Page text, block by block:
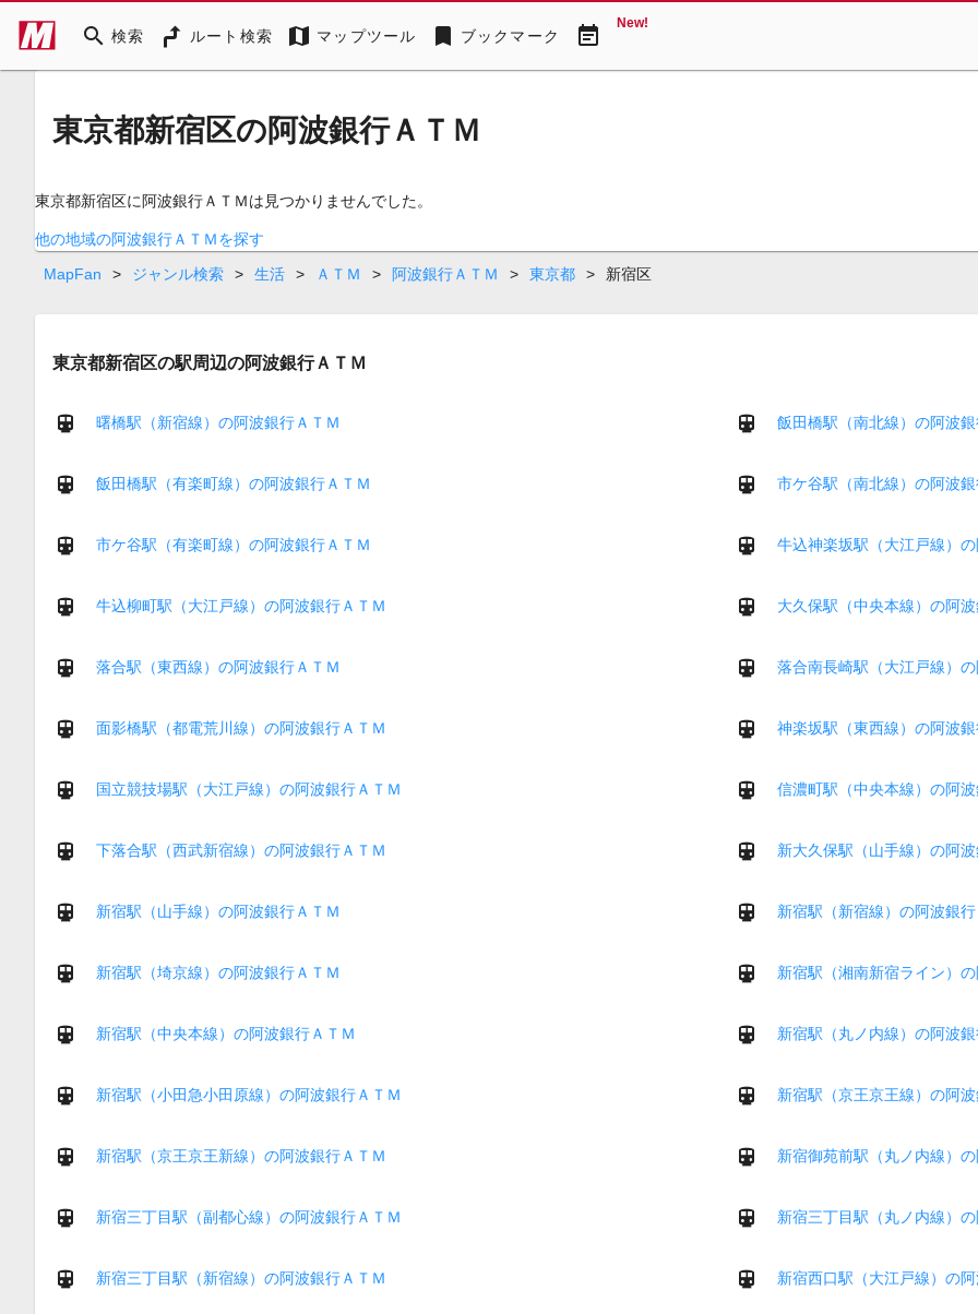
search 検索 ルート検索 map マップツール bookmark ブックマーク event_note New!
東京都新宿区の阿波銀行ＡＴＭ
東京都新宿区に阿波銀行ＡＴＭは見つかりませんでした。
他の地域の阿波銀行ＡＴＭを探す
MapFan
> ジャンル検索 > 生活 > ＡＴＭ > 阿波銀行ＡＴＭ > 東京都 > 新宿区
東京都新宿区の駅周辺の阿波銀行ＡＴＭ
曙橋駅（新宿線）の阿波銀行ＡＴＭ 飯田橋駅（南北線）の阿波
飯田橋駅（有楽町線）の阿波銀行ＡＴＭ 市ケ谷駅（南北線）の阿波
市ケ谷駅（有楽町線）の阿波銀行ＡＴＭ 牛込神楽坂駅（大江戸線）
牛込柳町駅（大江戸線）の阿波銀行ＡＴＭ 大久保駅（中央本線）の阿
落合駅（東西線）の阿波銀行ＡＴＭ 落合南長崎駅（大江戸線）
面影橋駅（都電荒川線）の阿波銀行ＡＴＭ 神楽坂駅（東西線）の阿波
国立競技場駅（大江戸線）の阿波銀行ＡＴＭ 信濃町駅（中央本線）の阿
下落合駅（西武新宿線）の阿波銀行ＡＴＭ 新大久保駅（山手線）の阿
新宿駅（山手線）の阿波銀行ＡＴＭ 新宿駅（新宿線）の阿波銀行
新宿駅（埼京線）の阿波銀行ＡＴＭ 新宿駅（湘南新宿ライン）
新宿駅（中央本線）の阿波銀行ＡＴＭ 新宿駅（丸ノ内線）の阿波
新宿駅（小田急小田原線）の阿波銀行ＡＴＭ 新宿駅（京王京王線）の阿
新宿駅（京王京王新線）の阿波銀行ＡＴＭ 新宿御苑前駅（丸ノ内線）
新宿三丁目駅（副都心線）の阿波銀行ＡＴＭ 新宿三丁目駅（丸ノ内線）
新宿三丁目駅（新宿線）の阿波銀行ＡＴＭ 新宿西口駅（大江戸線）の